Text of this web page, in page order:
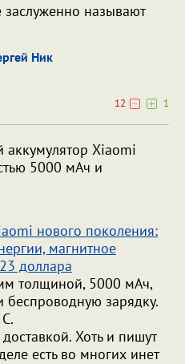
заслуженно называют
Ник
12
1
аккумулятор Xiaomi
5000 мАч и
нового поколения:
магнитное
доллара
толщиной, 5000 мАч,
беспроводную зарядку.
Хоть и пишут
есть во многих инет